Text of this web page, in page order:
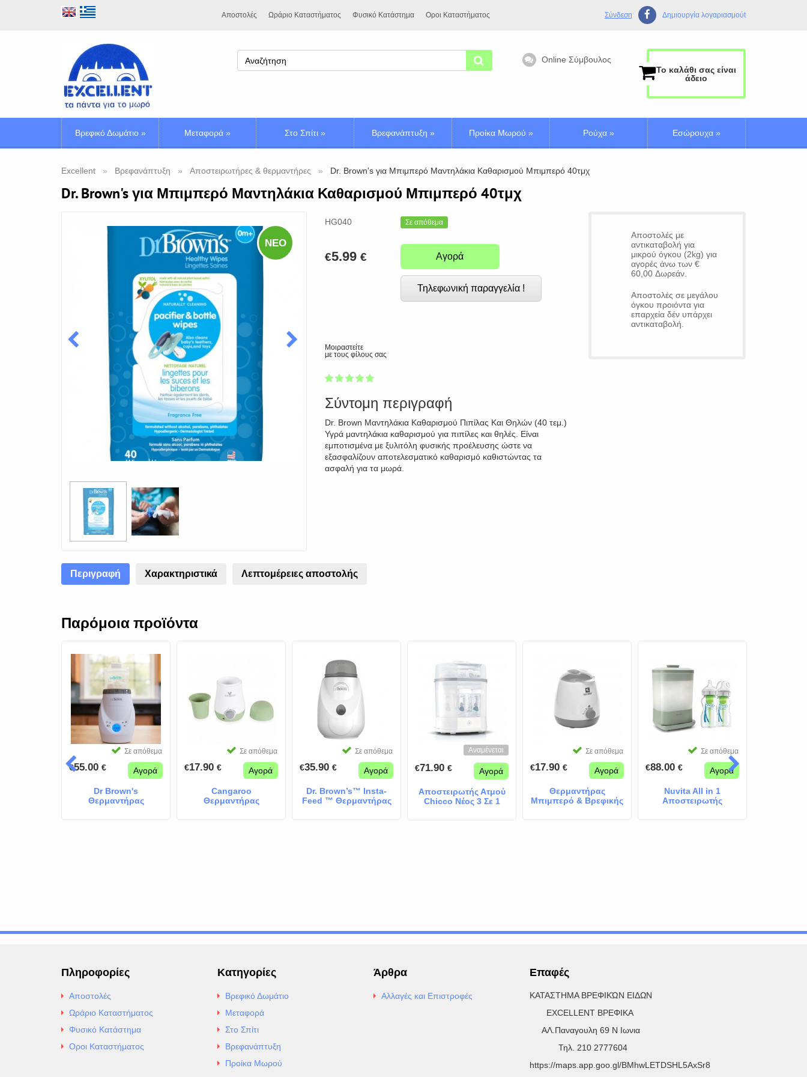
Σύνδεση Δημιουργία λογαριασμούt
Αποστολές Ωράριο Καταστήματος Φυσικό Κατάστημα Οροι Καταστήματος
Online Σύμβουλος
Το καλάθι σας είναι
άδειο
Βρεφικό Δωμάτιο» Μεταφορά » Στο Σπίτι » Βρεφανάπτυξη » Προίκα Μωρού » Ρούχα » Εσώρουχα »
Excellent Βρεφανάπτυξη Αποστειρωτήρες & θερμαντήρες Dr. Brown's για Μπιμπερό Μαντηλάκια Καθαρισμού Μπιμπερό 40τμχ
Dr. Brown's για Μπιμπερό Μαντηλάκια Καθαρισμού Μπιμπερό 40τμχ
ΝΈΟ
HG040 Σε απόθεμα
€5.99 € Αγορά
Τηλεφωνική παραγγελία !
Μοιραστείτε
με τους φίλους σας
1
2
3
4
5
Σύντομη περιγραφή
Dr. Brown Μαντηλάκια Καθαρισμού Πιπίλας Και Θηλών (40 τεμ.)
Υγρά μαντηλάκια καθαρισμού για πιπίλες και θηλές. Είναι
εμποτισμένα με ξυλιτόλη φυσικής προέλευσης ώστε να
εξασφαλίζουν αποτελεσματικό καθαρισμό καθιστώντας τα
ασφαλή για τα μωρά.
Αποστολές με
αντικαταβολή για
μικρού όγκου (2kg) για
αγορές άνω των €
60,00 Δωρεάν.
Αποστολές σε μεγάλου
όγκου προιόντα για
επαρχεία δέν υπάρχει
αντικαταβολή.
Περιγραφή Χαρακτηριστικά Λεπτομέρειες αποστολής
Παρόμοια προϊόντα
Σε απόθεμα
€55.00 € Αγορά
Dr Brown's
Θερμαντήρας
Σε απόθεμα
€17.90 € Αγορά
Cangaroo
Θερμαντήρας
Σε απόθεμα
€35.90 € Αγορά
Dr. Brown’s™ Insta-
Feed ™ Θερμαντήρας
Αναμένεται
€71.90 € Αγορά
Αποστειρωτής Ατμού
Chicco Νέος 3 Σε 1
Σε απόθεμα
€17.90 € Αγορά
Θερμαντήρας
Μπιμπερό & Βρεφικής
Σε απόθεμα
€88.00 € Αγορά
Nuvita All in 1
Αποστειρωτής
Πληροφορίες
Αποστολές
Ωράριο Καταστήματος
Φυσικό Κατάστημα
Οροι Καταστήματος
Κατηγορίες
Βρεφικό Δωμάτιο
Μεταφορά
Στο Σπίτι
Βρεφανάπτυξη
Προίκα Μωρού
Άρθρα
Αλλαγές και Επιστροφές
Επαφές
ΚΑΤΑΣΤΗΜΑ ΒΡΕΦΙΚΏΝ ΕΙΔΩΝ
EXCELLENT ΒΡΕΦΙΚΑ
ΑΛ.Παναγουλη 69 Ν Ιωνια
Τηλ. 210 2777604
https://maps.app.goo.gl/BMhwLETDSHL5AxSr8